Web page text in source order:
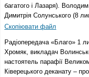
багатого і Лазаря).
Димитрія Солунського (8
Скопіювати файл
Радіопередача «Благо» 1
Хромяк, викладач
настоятель парафії
Ківерецького деканату –